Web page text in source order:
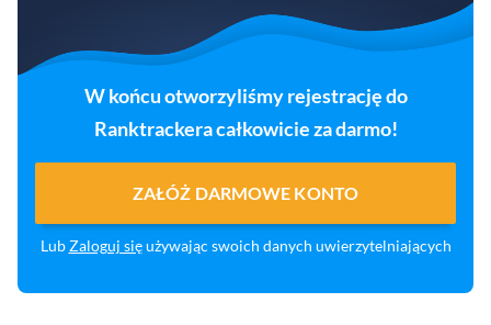
W końcu otworzyliśmy rejestrację do
Ranktrackera całkowicie za darmo!
ZAŁÓŻ DARMOWE KONTO
LubZaloguj sięużywając swoich danych uwierzytelniających